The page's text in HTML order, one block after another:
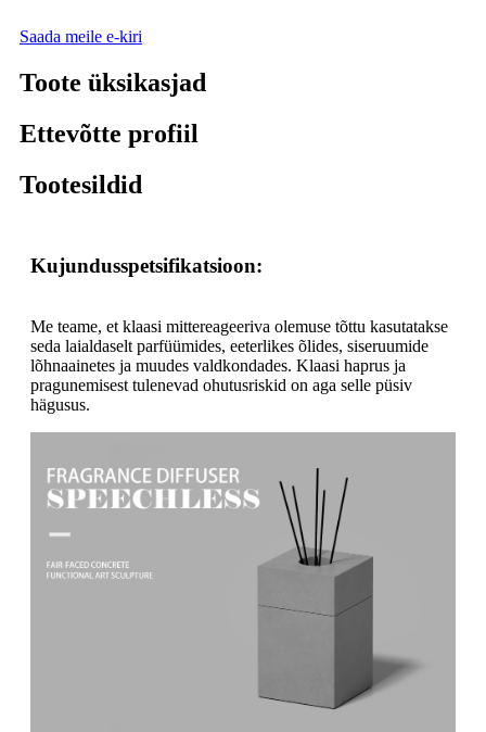
Saada meile e-kiri
Toote üksikasjad
Ettevõtte profiil
Tootesildid
Kujundusspetsifikatsioon:
Me teame, et klaasi mittereageeriva olemuse tõttu kasutatakse
seda laialdaselt parfüümides, eeterlikes õlides, siseruumide
lõhnaainetes ja muudes valdkondades. Klaasi haprus ja
pragunemisest tulenevad ohutusriskid on aga selle püsiv
hägusus.